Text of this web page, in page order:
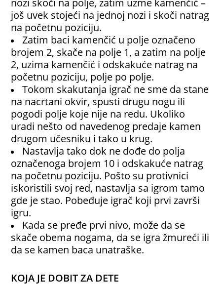
još uvek stojeći na jednoj nozi i skoči natrag
na početnu poziciju.
Zatim baci kamenčić u polje označeno
brojem 2, skače na polje 1, a zatim na polje
2, uzima kamenčić i odskakuće natrag na
početnu poziciju, polje po polje.
Tokom skakutanja igrač ne sme da stane
na nacrtani okvir, spusti drugu nogu ili
pogodi polje koje nije na redu. Ukoliko
uradi nešto od navedenog predaje kamen
drugom učesniku i tako u krug.
Nastavlja tako dok ne dođe do polja
označenoga brojem 10 i odskakuće natrag
na početnu poziciju. Pošto su protivnici
iskoristili svoj red, nastavlja sa igrom tamo
gde je stao. Pobeđuje igrač koji prvi završi
igru.
Kada se pređe prvi nivo, može da se
skače obema nogama, da se igra žmureći ili
da se kamen baca unatraške.
KOJA JE DOBIT ZA DETE